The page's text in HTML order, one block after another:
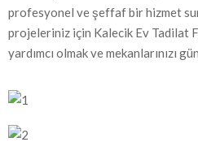
profesyonel ve şeffaf bir hizmet
projeleriniz için Kalecik Ev Tadilat
yardımcı olmak ve mekanlarınızı